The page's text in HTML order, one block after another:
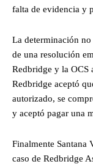
falta de evidencia y
La determinación
de una resolución
Redbridge y la OCS
Redbridge aceptó
autorizado, se
y aceptó pagar una
Finalmente Santana
caso de Redbridge